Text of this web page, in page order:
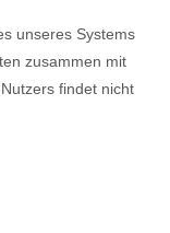
unseres Systems
zusammen mit
findet nicht